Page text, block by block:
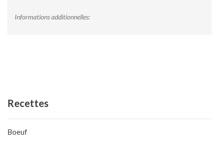
Informations additionnelles:
Recettes
Boeuf